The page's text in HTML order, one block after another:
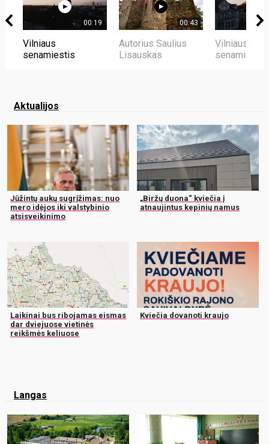
00:19
Vilniaus
senamiestis
00:43
Autorius Saulius
Lisauskas
Vilniaus
senamiestis
Aktualijos
Jūžintų aukų sugrįžimas: nuo
mero idėjos iki valstybinio
atsisveikinimo
„Biržų duona“ kviečia į
atnaujintus kepinių namus
Laikinai bus ribojamas eismas
dar dviejuose vietinės
reikšmės keliuose
Kviečia dovanoti kraujo
Langas